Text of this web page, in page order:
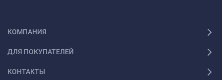
КОМПАНИЯ
ДЛЯ ПОКУПАТЕЛЕЙ
КОНТАКТЫ